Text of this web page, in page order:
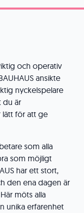
och operativ
ansikte
nyckelspelare
du är
lätt för att ge
som alla
som möjligt
har ett stort,
den ena dagen är
möts alla
unika erfarenhet